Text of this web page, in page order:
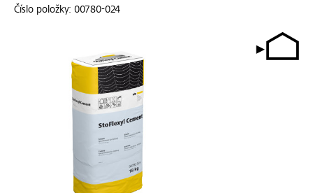
Číslo položky: 00780-024